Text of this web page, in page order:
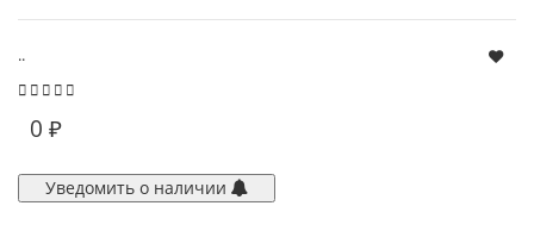
..
0 ₽
Уведомить о наличии